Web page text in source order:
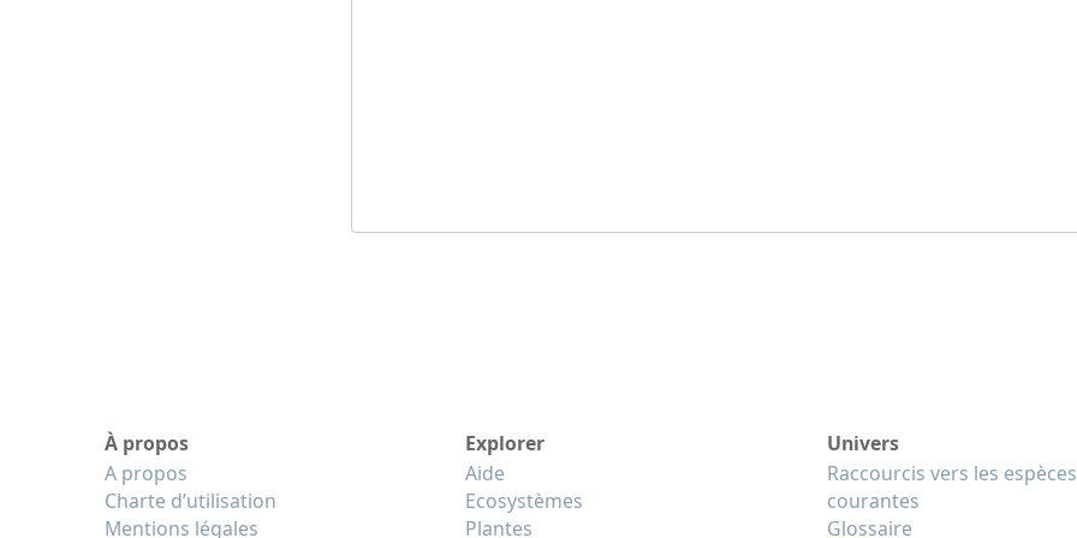
À propos
A propos
Charte d’utilisation
Mentions légales
Explorer
Aide
Ecosystèmes
Plantes
Univers
Raccourcis vers les espèces
courantes
Glossaire